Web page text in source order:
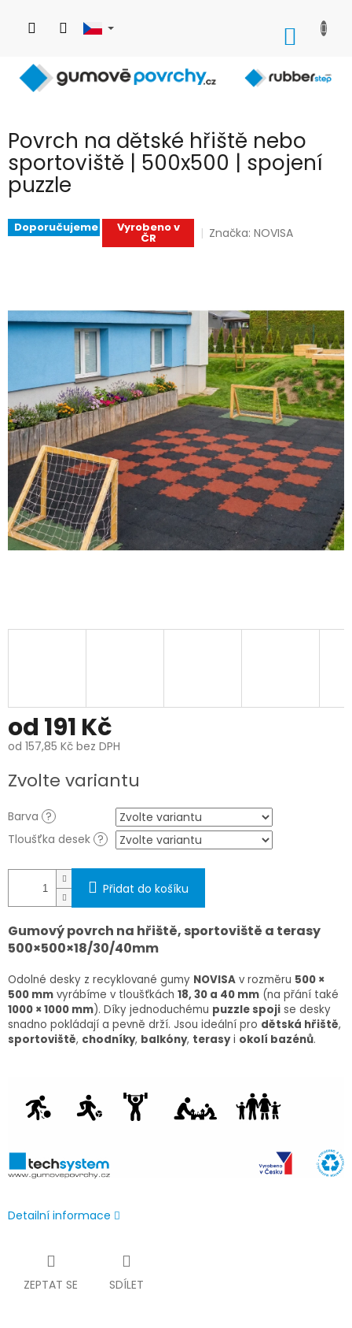
obsah
Povrch na dětské hřiště nebo
sportoviště | 500x500 | spojení
puzzle
Doporučujeme Vyrobeno v
ČR Značka:NOVISA
od 191 Kč
od 157,85 Kč bez DPH
cena:
Zvolte variantu
Barva ?
Tloušťka desek ?
Přidat do košíku
Gumový povrch na hřiště, sportoviště a terasy
500×500×18/30/40mm
Odolné desky z recyklované gumy NOVISA v rozměru 500 ×
500 mm vyrábíme v tloušťkách 18, 30 a 40 mm (na přání také
1000 × 1000 mm). Díky jednoduchému puzzle spoji se desky
snadno pokládají a pevně drží. Jsou ideální pro dětská hřiště,
sportoviště, chodníky, balkóny, terasyi okolí bazénů.
Detailní informace
ZEPTAT SE SDÍLET